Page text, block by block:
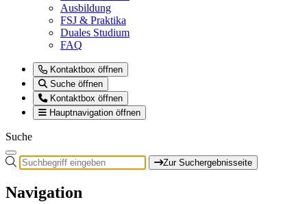
Ausbildung
FSJ & Praktika
Duales Studium
FAQ
Kontaktbox öffnen
Suche öffnen
Kontaktbox öffnen
Hauptnavigation öffnen
Suche
Zur Suchergebnisseite
Navigation